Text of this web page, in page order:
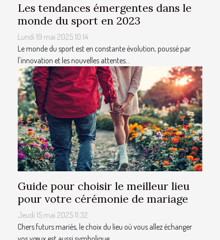
Les tendances émergentes dans le
monde du sport en 2023
Lundi 19 mai 2025 10:14
Le monde du sport est en constante évolution, poussé par
l'innovation et les nouvelles attentes...
Guide pour choisir le meilleur lieu
pour votre cérémonie de mariage
Jeudi 15 mai 2025 11:32
Chers futurs mariés, le choix du lieu où vous allez échanger